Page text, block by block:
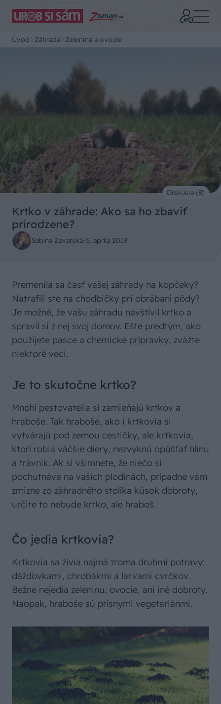
Úvod Záhrada Zelenina a ovocie
Krtko v záhrade: Ako sa ho zbaviť
prirodzene?
Sabína Zavarská-5. apríla 2019
Diskusia (8)
Premenila sa časť vašej záhrady na kopčeky?
Natrafili ste na chodbičky pri obrábaní pôdy?
Je možné, že vašu záhradu navštívil krtko a
spravil si z nej svoj domov. Ešte predtým, ako
použijete pasce a chemické prípravky, zvážte
niektoré veci.
Je to skutočne krtko?
Mnohí pestovatelia si zamieňajú krtkov a
hraboše. Tak hraboše, ako i krtkovia si
vytvárajú pod zemou cestičky, ale krtkovia,
ktorí robia väčšie diery, nezvyknú opúšťať hlinu
a trávnik. Ak si všimnete, že niečo si
pochutnáva na vašich plodinách, prípadne vám
zmizne zo záhradného stolíka kúsok dobroty,
určite to nebude krtko, ale hraboš.
Čo jedia krtkovia?
Krtkovia sa živia najmä troma druhmi potravy:
dážďovkami, chrobákmi a larvami cvrčkov.
Bežne nejedia zeleninu, ovocie, ani iné dobroty.
Naopak, hraboše sú prísnymi vegetariánmi.